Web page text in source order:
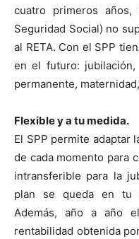
cuatro primeros años,
Seguridad Social) no
al RETA. Con el SPP
en el futuro: jubilación,
permanente,
Flexible y a tu medida.
El SPP permite adaptar
de cada momento para
intransferible para la
plan se queda en tu
Además, año a año
rentabilidad obtenida